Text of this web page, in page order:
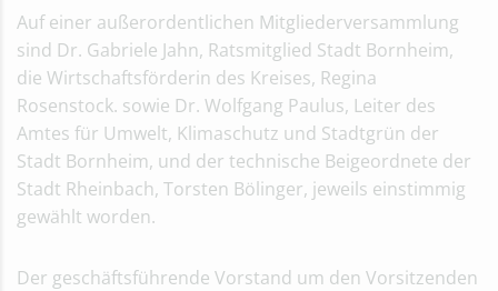
Auf einer außerordentlichen Mitgliederversammlung
sind Dr. Gabriele Jahn, Ratsmitglied Stadt Bornheim,
die Wirtschaftsförderin des Kreises, Regina
Rosenstock. sowie Dr. Wolfgang Paulus, Leiter des
Amtes für Umwelt, Klimaschutz und Stadtgrün der
Stadt Bornheim, und der technische Beigeordnete der
Stadt Rheinbach, Torsten Bölinger, jeweils einstimmig
gewählt worden.
Der geschäftsführende Vorstand um den Vorsitzenden